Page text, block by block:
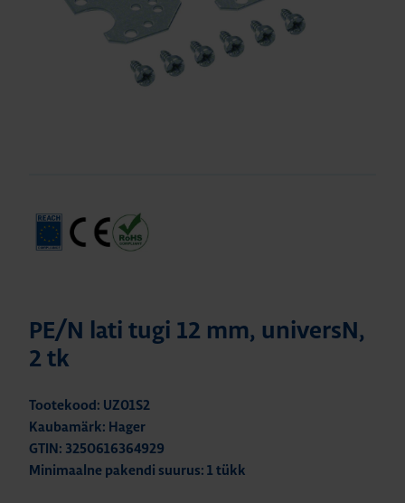
PE/N lati tugi 12 mm, universN,
2 tk
Tootekood: UZ01S2
Kaubamärk: Hager
GTIN: 3250616364929
Minimaalne pakendi suurus: 1 tükk